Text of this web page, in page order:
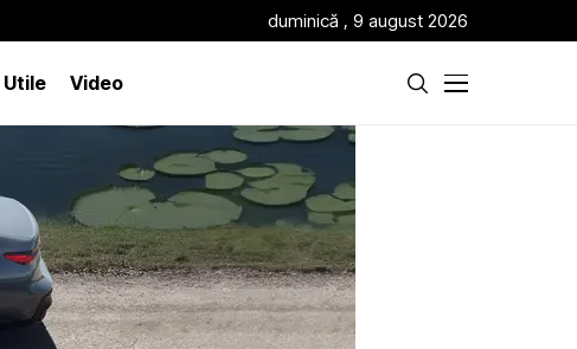
duminică , 9 august 2026
Utile Video